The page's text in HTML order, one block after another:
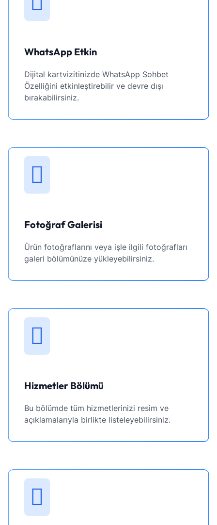
WhatsApp Etkin
Dijital kartvizitinizde WhatsApp Sohbet
Özelliğini etkinleştirebilir ve devre dışı
bırakabilirsiniz.
Fotoğraf Galerisi
Ürün fotoğraflarını veya işle ilgili fotoğrafları
galeri bölümünüze yükleyebilirsiniz.
Hizmetler Bölümü
Bu bölümde tüm hizmetlerinizi resim ve
açıklamalarıyla birlikte listeleyebilirsiniz.